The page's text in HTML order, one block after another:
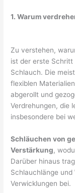
1. Warum
Zu verstehen,
ist der erste
Schlauch. Die
flexiblen
abgerollt und
Verdrehungen, die
insbesondere bei
Schläuchen von
Verstärkung,
Darüber hinaus
Schlauchlänge und
Verwicklungen bei.